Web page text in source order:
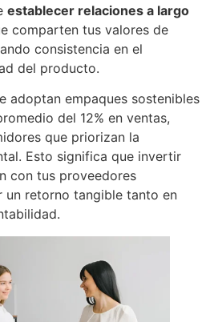
establecer relaciones a largo
comparten tus valores de
consistencia en el
del producto.
adoptan empaques sostenibles
del 12% en ventas,
que priorizan la
Esto significa que invertir
con tus proveedores
un retorno tangible tanto en